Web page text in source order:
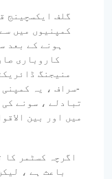
گلف ایکسچینج
کاروباری
منیجنگ
-سراف ، یہ
تبادلے ، سونے
میں اور بین
اگرچہ کسٹمر کا
باعث ہے ،